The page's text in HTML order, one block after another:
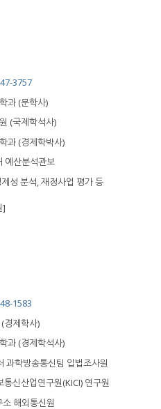
3757
과 (문학사)
(국제학석사)
과 (경제학박사)
예산분석관보
성 분석, 재정사업 평가 등
]
1583
경제학사)
과 (경제학석사)
과학방송통신팀 입법조사원
신산업연구원(KICI) 연구원
해외통신원